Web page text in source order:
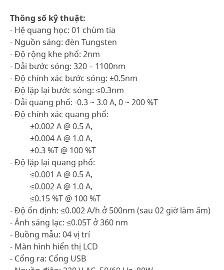
Thông số kỹ thuật:
- Hệ quang học: 01 chùm tia
- Nguồn sáng: đèn Tungsten
- Độ rộng khe phổ: 2nm
- Dải bước sóng: 320 – 1100nm
- Độ chính xác bước sóng: ±0.5nm
- Độ lặp lại bước sóng: ≤0.3nm
- Dải quang phổ: -0.3 ~ 3.0 A, 0 ~ 200 %T
- Độ chính xác quang phổ:
±0.002 A @ 0.5 A,
±0.004 A @ 1.0 A,
±0.3 %T @ 100 %T
- Độ lặp lại quang phổ:
≤0.001 A @ 0.5 A,
≤0.002 A @ 1.0 A,
≤0.15 %T @ 100 %T
- Độ ổn định: ≤0.002 A/h ở 500nm (sau 02 giờ làm ấm)
- Ánh sáng lạc: ≤0.05T ở 360 nm
- Buồng mẫu: 04 vị trí
- Màn hình hiển thị LCD
- Cổng ra: Cổng USB